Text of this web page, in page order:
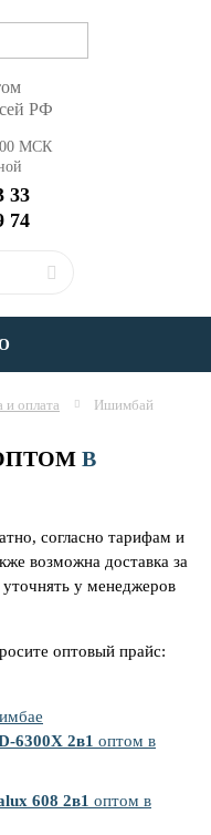
РФ
МСК
33
74
и оплата Ишимбай
В
согласно тарифам и
возможна доставка за
у менеджеров
оптовый прайс:
6300X 2в1 оптом в
608 2в1 оптом в